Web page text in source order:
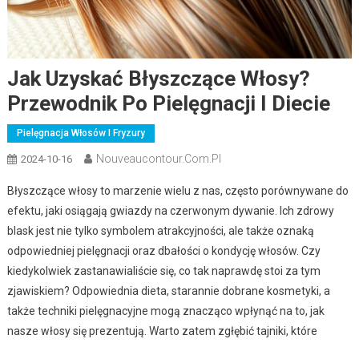
Jak Uzyskać Błyszczące Włosy?
Przewodnik Po Pielęgnacji I Diecie
Pielęgnacja Włosów I Fryzury
2024-10-16 Nouveaucontour.com.pl
Błyszczące włosy to marzenie wielu z nas, często porównywane do
efektu, jaki osiągają gwiazdy na czerwonym dywanie. Ich zdrowy
blask jest nie tylko symbolem atrakcyjności, ale także oznaką
odpowiedniej pielęgnacji oraz dbałości o kondycję włosów. Czy
kiedykolwiek zastanawialiście się, co tak naprawdę stoi za tym
zjawiskiem? Odpowiednia dieta, starannie dobrane kosmetyki, a
także techniki pielęgnacyjne mogą znacząco wpłynąć na to, jak
nasze włosy się prezentują. Warto zatem zgłębić tajniki, które